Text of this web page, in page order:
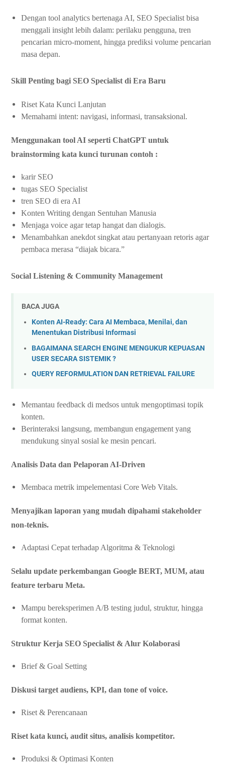
Dengan tool analytics bertenaga AI, SEO Specialist bisa
menggali insight lebih dalam: perilaku pengguna, tren
pencarian micro-moment, hingga prediksi volume pencarian
masa depan.
Skill Penting bagi SEO Specialist di Era Baru
Riset Kata Kunci Lanjutan
Memahami intent: navigasi, informasi, transaksional.
Menggunakan tool AI seperti ChatGPT untuk
brainstorming kata kunci turunan contoh :
karir SEO
tugas SEO Specialist
tren SEO di era AI
Konten Writing dengan Sentuhan Manusia
Menjaga voice agar tetap hangat dan dialogis.
Menambahkan anekdot singkat atau pertanyaan retoris agar
pembaca merasa “diajak bicara.”
Social Listening & Community Management
BACA JUGA
Konten AI-Ready: Cara AI Membaca, Menilai, dan
Menentukan Distribusi Informasi
BAGAIMANA SEARCH ENGINE MENGUKUR KEPUASAN
USER SECARA SISTEMIK ?
QUERY REFORMULATION DAN RETRIEVAL FAILURE
Memantau feedback di medsos untuk mengoptimasi topik
konten.
Berinteraksi langsung, membangun engagement yang
mendukung sinyal sosial ke mesin pencari.
Analisis Data dan Pelaporan AI-Driven
Membaca metrik impelementasi Core Web Vitals.
Menyajikan laporan yang mudah dipahami stakeholder
non-teknis.
Adaptasi Cepat terhadap Algoritma & Teknologi
Selalu update perkembangan Google BERT, MUM, atau
feature terbaru Meta.
Mampu bereksperimen A/B testing judul, struktur, hingga
format konten.
Struktur Kerja SEO Specialist & Alur Kolaborasi
Brief & Goal Setting
Diskusi target audiens, KPI, dan tone of voice.
Riset & Perencanaan
Riset kata kunci, audit situs, analisis kompetitor.
Produksi & Optimasi Konten